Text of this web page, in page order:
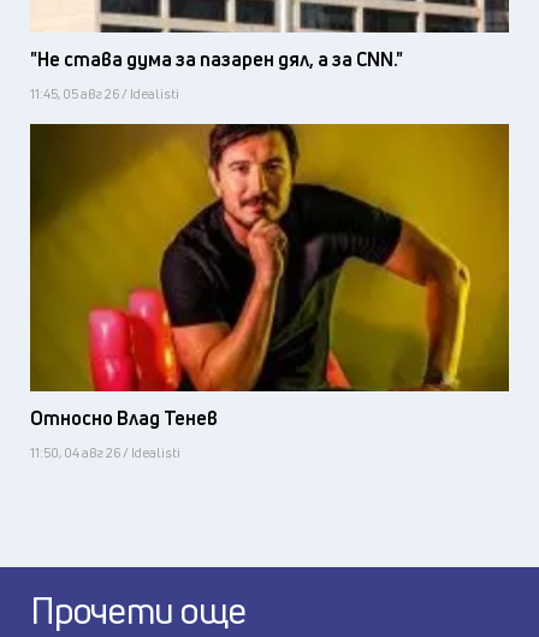
"Не става дума за пазарен дял, а за CNN."
11:45, 05 авг 26 / Idealisti
Относно Влад Тенев
11:50, 04 авг 26 / Idealisti
Прочети още